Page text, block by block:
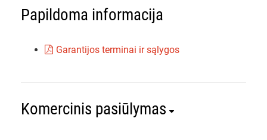
Papildoma informacija
Garantijos terminai ir sąlygos
Komercinis pasiūlymas